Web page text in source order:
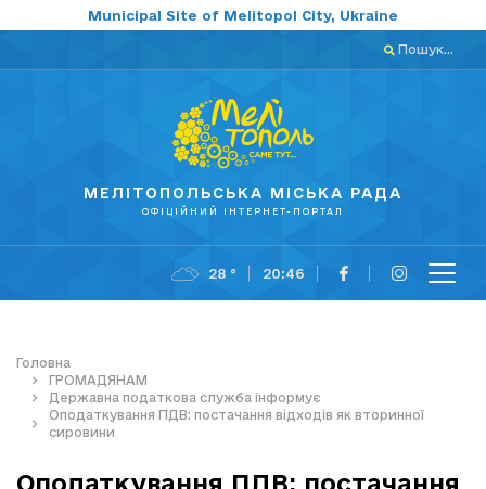
Municipal Site of Melitopol City, Ukraine
Пошук...
МЕЛІТОПОЛЬСЬКА МІСЬКА РАДА
ОФІЦІЙНИЙ ІНТЕРНЕТ-ПОРТАЛ
28 ° 20:46
Головна
ГРОМАДЯНАМ
Державна податкова служба інформує
Оподаткування ПДВ: постачання відходів як вторинної
сировини
Оподаткування ПДВ: постачання